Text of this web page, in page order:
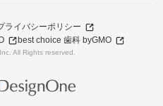
ライバシーポリシー
best choice 歯科 byGMO
All Rights reserved.